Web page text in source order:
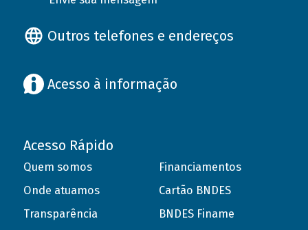
Outros telefones e endereços
Acesso à informação
Acesso Rápido
Quem somos
Onde atuamos
Transparência
Financiamentos
Cartão BNDES
BNDES Finame